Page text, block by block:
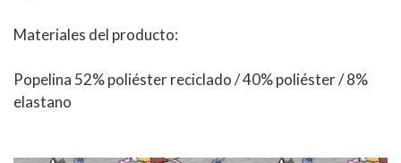
Materiales del producto:
Popelina 52% poliéster reciclado / 40% poliéster / 8%
elastano